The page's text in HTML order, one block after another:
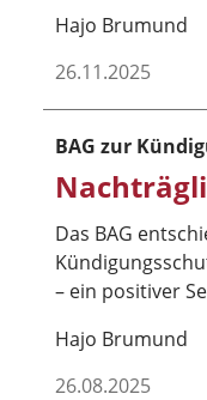
Hajo Brumund
26.11.2025
BAG zur
Das BAG
– ein positiver
Hajo Brumund
26.08.2025